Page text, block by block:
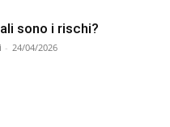
sono i rischi?
- 24/04/2026